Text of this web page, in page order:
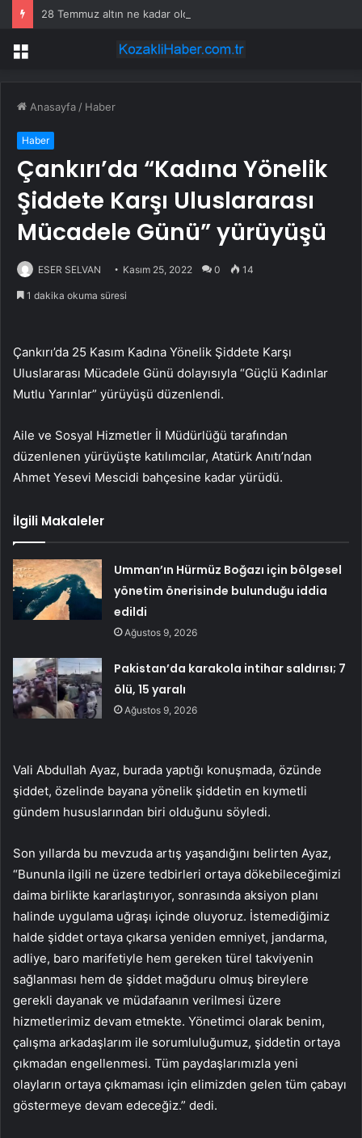
Menü
Anasayfa / Haber
Haber
Çankırı’da “Kadına Yönelik
Şiddete Karşı Uluslararası
Mücadele Günü” yürüyüşü
ESER SELVAN Kasım 25, 2022 0 14
1 dakika okuma süresi
Çankırı’da 25 Kasım Kadına Yönelik Şiddete Karşı
Uluslararası Mücadele Günü dolayısıyla “Güçlü Kadınlar
Mutlu Yarınlar” yürüyüşü düzenlendi.
Aile ve Sosyal Hizmetler İl Müdürlüğü tarafından
düzenlenen yürüyüşte katılımcılar, Atatürk Anıtı’ndan
Ahmet Yesevi Mescidi bahçesine kadar yürüdü.
İlgili Makaleler
Umman’ın Hürmüz Boğazı için bölgesel
yönetim önerisinde bulunduğu iddia
edildi
Ağustos 9, 2026
Pakistan’da karakola intihar saldırısı; 7
ölü, 15 yaralı
Ağustos 9, 2026
Vali Abdullah Ayaz, burada yaptığı konuşmada, özünde
şiddet, özelinde bayana yönelik şiddetin en kıymetli
gündem hususlarından biri olduğunu söyledi.
Son yıllarda bu mevzuda artış yaşandığını belirten Ayaz,
“Bununla ilgili ne üzere tedbirleri ortaya dökebileceğimizi
daima birlikte kararlaştırıyor, sonrasında aksiyon planı
halinde uygulama uğraşı içinde oluyoruz. İstemediğimiz
halde şiddet ortaya çıkarsa yeniden emniyet, jandarma,
adliye, baro marifetiyle hem gereken türel takviyenin
sağlanması hem de şiddet mağduru olmuş bireylere
gerekli dayanak ve müdafaanın verilmesi üzere
hizmetlerimiz devam etmekte. Yönetimci olarak benim,
çalışma arkadaşlarım ile sorumluluğumuz, şiddetin ortaya
çıkmadan engellenmesi. Tüm paydaşlarımızla yeni
olayların ortaya çıkmaması için elimizden gelen tüm çabayı
göstermeye devam edeceğiz.” dedi.